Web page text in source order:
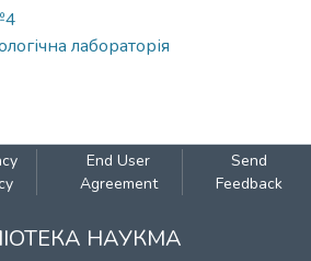
лабораторія
End User
Agreement
Send
Feedback
НАУКМА